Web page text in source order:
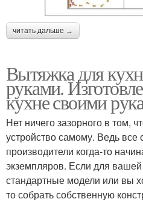
читать дальше →
Вытяжка для
руками.
кухне своими
Нет ничего зазорного в том,
устройство самому. Ведь
производители когда-то
экземпляров. Если для
стандартные модели или вы
то собрать собственную